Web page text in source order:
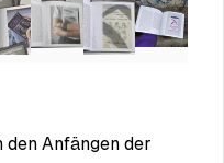
Anfängen der